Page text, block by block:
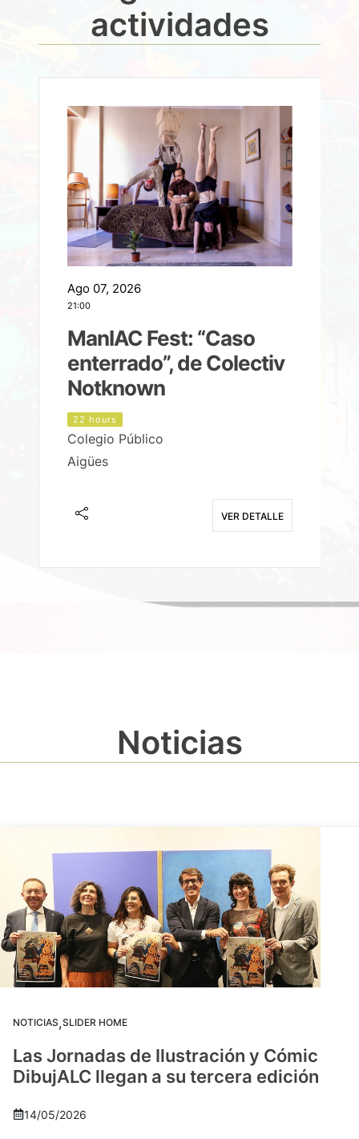
actividades
Ago 07, 2026
21:00
ManIAC Fest: “Caso
enterrado”, de Colectiv
Notknown
22 hours
Colegio Público
Aigües
VER DETALLE
Noticias
NOTICIAS,SLIDER HOME
Las Jornadas de Ilustración y Cómic
DibujALC llegan a su tercera edición
14/05/2026